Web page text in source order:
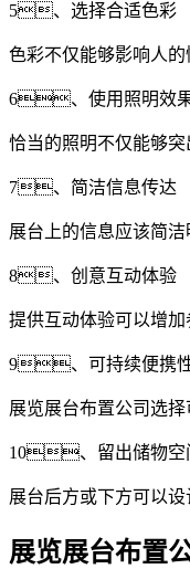
5、选择合适色彩
色彩不仅能够影响人
6、使用照明效
恰当的照明不仅能够
7、简洁信息传达
展台上的信息应该
8、创意互动体验
提供互动体验可以增
9、可持续便携
展览展台布置公司选
10、留出储物空
展台后方或下方可
展览展台布